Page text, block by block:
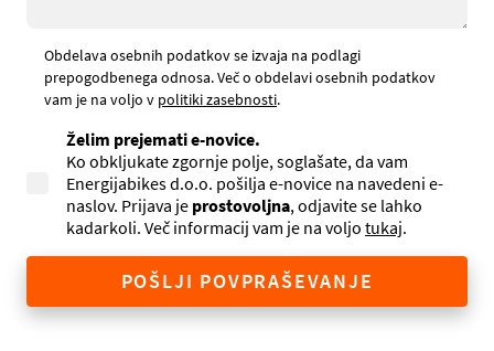
Obdelava osebnih podatkov se izvaja na podlagi
prepogodbenega odnosa. Več o obdelavi osebnih podatkov
vam je na voljo v politiki zasebnosti.
Želim prejemati e-novice.
Ko obkljukate zgornje polje, soglašate, da vam
Energijabikes d.o.o. pošilja e-novice na navedeni e-
naslov. Prijava je prostovoljna, odjavite se lahko
kadarkoli. Več informacij vam je na voljo tukaj.
POŠLJI POVPRAŠEVANJE